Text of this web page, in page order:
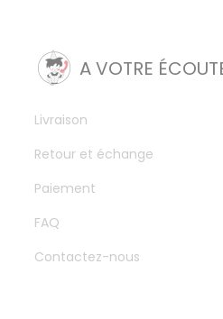
A VOTRE
Livraison
Retour et échange
Paiement
FAQ
Contactez-nous